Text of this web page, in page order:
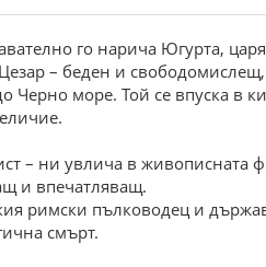
го нарича Югурта,
– беден и
море. Той се впуска в
– ни увлича в живописната
и впечатляващ.
римски пълководец и
смърт.